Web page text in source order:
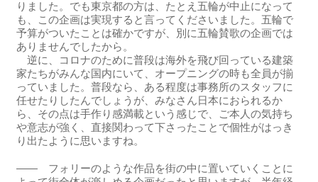
りました。でも東京都の方は、たとえ五輪が中止になって
も、この企画は実現すると言ってくださいました。五輪で
予算がついたことは確かですが、別に五輪賛歌の企画では
ありませんでしたから。
逆に、コロナのために普段は海外を飛び回っている建築
家たちがみんな国内にいて、オープニングの時も全員が揃
っていました。普段なら、ある程度は事務所のスタッフに
任せたりしたんでしょうが、みなさん日本におられるか
ら、その点は手作り感満載という感じで、ご本人の気持ち
や意志が強く、直接関わって下さったことで個性がはっき
り出たように思いますね。
―― フォリーのような作品を街の中に置いていくことに